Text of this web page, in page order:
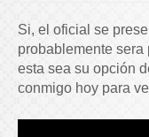
Si, el oficial se
probablemente
esta sea su opción
conmigo hoy para